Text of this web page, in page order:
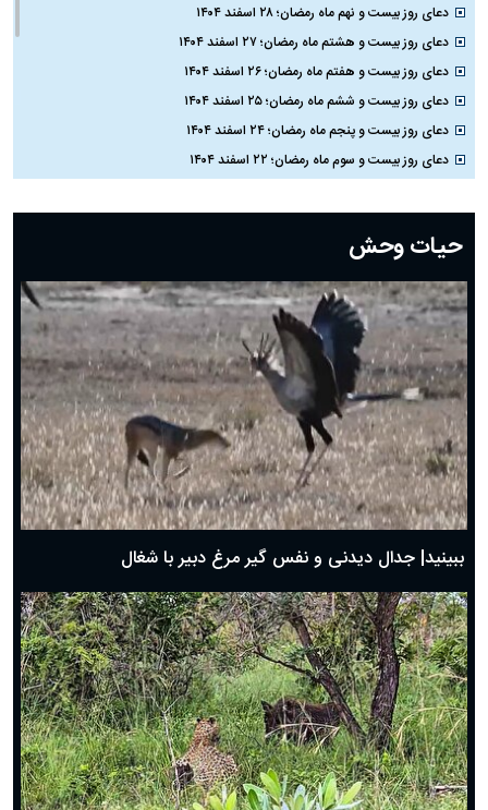
دعای روز بیست و نهم ماه رمضان؛ ۲۸ اسفند ۱۴۰۴
دعای روز بیست و هشتم ماه رمضان؛ ۲۷ اسفند ۱۴۰۴
دعای روز بیست و هفتم ماه رمضان؛ ۲۶ اسفند ۱۴۰۴
دعای روز بیست و ششم ماه رمضان؛ ۲۵ اسفند ۱۴۰۴
دعای روز بیست و پنجم ماه رمضان؛ ۲۴ اسفند ۱۴۰۴
دعای روز بیست و سوم ماه رمضان؛ ۲۲ اسفند ۱۴۰۴
دعای روز بیستم ماه رمضان؛ ۱۹ اسفند ۱۴۰۴
دعای روز هشتم ماه مبارک رمضان؛ ۷ اسفند ماه ۱۴۰۴
دعای روز هفتم ماه رمضان؛ ۶ اسفند ۱۴۰۴
دعای روز ششم ماه رمضان؛ ۵ اسفند ۱۴۰۴
دعای روز پنجم ماه رمضان؛ ۴ اسفند ۱۴۰۴
دعای روز چهارم ماه مبارک رمضان؛ ۳ اسفند ۱۴۰۴
دعای روز سوم ماه مبارک رمضان؛ ۱۴ اسفند ۱۴۰۴
دعای روز دوم ماه مبارک رمضان ۱ اسفند ماه ۱۴۰۴
دعای روز اول ماه مبارک رمضان، ۳۰ بهمن ۱۴۰۴
حضرت زینب(س) چگونه از دنیا رفت؟
بهترین پیامک تبریک روز پدر ۱۴۰۴؛ جملات زیبا و صمیمانه
حیات وحش
ببینید| جدال دیدنی و نفس گیر مرغ دبیر با شغال